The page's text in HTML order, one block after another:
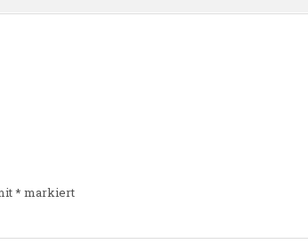
* markiert